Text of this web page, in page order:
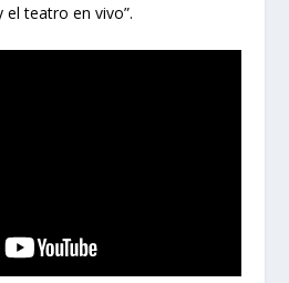
el teatro en vivo”.